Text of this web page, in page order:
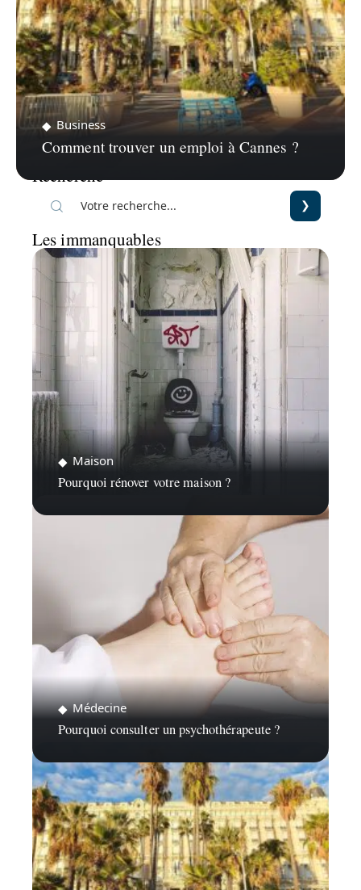
Business
Comment trouver un emploi à Cannes ?
Recherche
Les immanquables
Maison
Pourquoi rénover votre maison ?
Médecine
Pourquoi consulter un psychothérapeute ?